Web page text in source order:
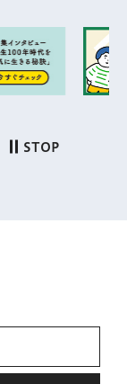
次のスライドを表
STOP